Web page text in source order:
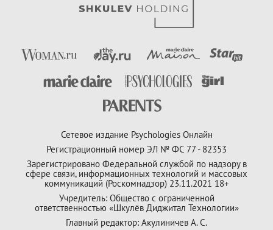
Сетевое издание Psychologies Онлайн
Регистрационный номер ЭЛ № ФС 77 - 82353
Зарегистрировано Федеральной службой по надзору в
сфере связи, информационных технологий и массовых
коммуникаций (Роскомнадзор) 23.11.2021 18+
Учредитель: Общество с ограниченной
ответственностью «Шкулёв Диджитал Технологии»
Главный редактор: Акулиничев А. С.